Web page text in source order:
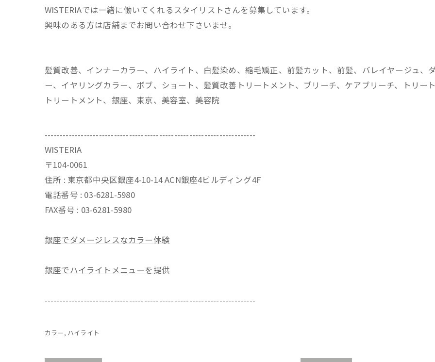
WISTERIAでは一緒に働いてくれるスタイリストさんを募集しています。
興味のある方は店舗までお問い合わせ下さいませ。
髪質改善、インナーカラー、ハイライト、白髪染め、縮毛矯正、前髪カット、前髪、バレイヤージュ、
ー、イヤリングカラー、ボブ、ショート、髪質改善トリートメント、ブリーチ、ケアブリーチ、トリー
トリートメント、銀座、東京、美容室、美容院
----------------------------------------------------------------------
WISTERIA
〒104-0061
住所 : 東京都中央区銀座4-10-14 ACN銀座4ビルディング4F
電話番号 : 03-6281-5980
FAX番号 : 03-6281-5980
銀座でダメージレスなカラー体験
銀座でハイライトメニューを提供
----------------------------------------------------------------------
カラー ハイライト